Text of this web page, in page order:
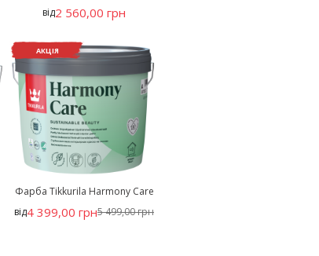
від2 560,00 грн
АКЦІЯ
Фарба Tikkurila Harmony Care
від4 399,00 грн5 499,00 грн